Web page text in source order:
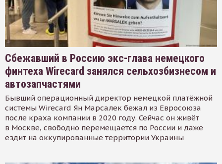
Сбежавший в Россию экс-глава немецкого
финтеха Wirecard занялся сельхозбизнесом и
автозапчастями
Бывший операционный директор немецкой платёжной
системы Wirecard Ян Марсалек бежал из Евросоюза
после краха компании в 2020 году. Сейчас он живёт
в Москве, свободно перемещается по России и даже
ездит на оккупированные территории Украины